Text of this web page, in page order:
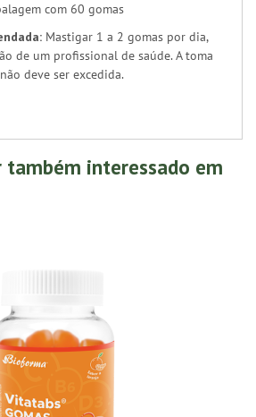
com 60 gomas
Mastigar 1 a 2 gomas por dia,
de um profissional de saúde. A toma
deve ser excedida.
também interessado em